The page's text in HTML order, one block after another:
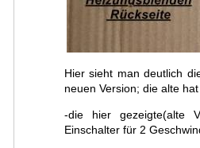
Hier sieht man deutlich
neuen Version; die alte
-die hier gezeigte(alte
Einschalter für 2